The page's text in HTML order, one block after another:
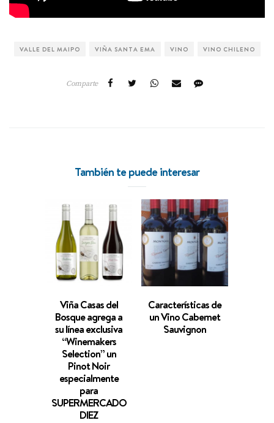
VALLE DEL MAIPO VIÑA SANTA EMA VINO VINO CHILENO
Comparte
También te puede interesar
Viña Casas del
Bosque agrega a
su línea exclusiva
“Winemakers
Selection” un
Pinot Noir
especialmente
para
SUPERMERCADO
DIEZ
Características de
un Vino Cabernet
Sauvignon